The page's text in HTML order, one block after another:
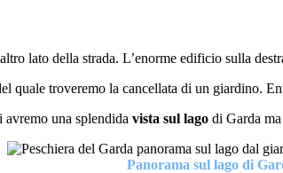
lato della strada. L’enorme edificio sulla
quale troveremo la cancellata di un giardino.
avremo una splendida vista sul lago di Garda
Panorama sul lago di